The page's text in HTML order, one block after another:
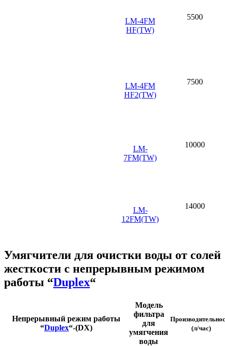
LM-4FM
HF(TW)
5500
LM-4FM
HF2(TW)
7500
LM-
7FM(TW)
10000
LM-
12FM(TW)
14000
Умягчители для очистки воды от солей
жесткости с непрерывным режимом
работы “Duplex“
Непрерывный режим работы
“Duplex“-(DX)
Модель
фильтра
для
умягчения
воды
(л/час)